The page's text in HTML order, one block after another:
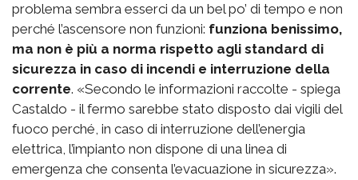
problema sembra esserci da un bel po’ di tempo e non
perché l’ascensore non funzioni: funziona benissimo,
ma non è più a norma rispetto agli standard di
sicurezza in caso di incendi e interruzione della
corrente. «Secondo le informazioni raccolte - spiega
Castaldo - il fermo sarebbe stato disposto dai vigili del
fuoco perché, in caso di interruzione dell’energia
elettrica, l’impianto non dispone di una linea di
emergenza che consenta l’evacuazione in sicurezza».